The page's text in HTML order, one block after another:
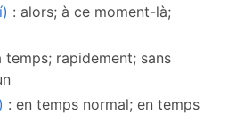
: alors; à ce moment-là;
temps; rapidement; sans
: en temps normal; en temps